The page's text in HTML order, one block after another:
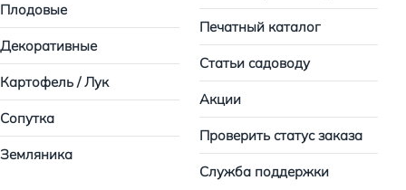
Плодовые
Декоративные
Картофель / Лук
Сопутка
Земляника
Печатный каталог
Статьи садоводу
Акции
Проверить статус заказа
Служба поддержки